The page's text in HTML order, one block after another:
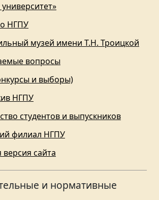
университет»
НГПУ
музей имени Т.Н. Троицкой
вопросы
и выборы)
НГПУ
студентов и выпускников
филиал НГПУ
сайта
и нормативные